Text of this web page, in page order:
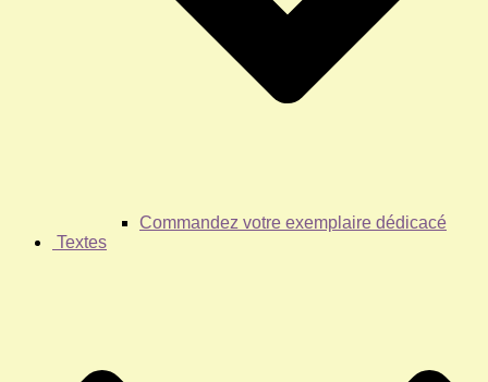
Commandez votre exemplaire dédicacé
Textes